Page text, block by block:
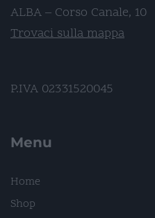
ALBA – Corso Canale, 10
Trovaci sulla mappa
P.IVA 02331520045
Menu
Home
Shop